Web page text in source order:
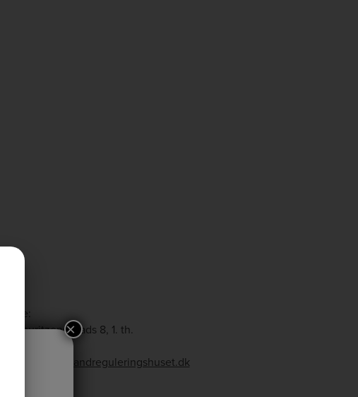
Ribe:
J. Lauritzens Plads 8, 1. th.
ribe@tandreguleringshuset.dk
×